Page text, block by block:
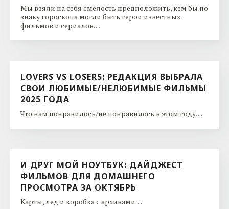
Мы взяли на себя смелость предположить, кем бы по
знаку гороскопа могли быть герои известных
фильмов и сериалов. ...
LOVERS VS LOSERS: РЕДАКЦИЯ ВЫБРАЛА
СВОИ ЛЮБИМЫЕ/НЕЛЮБИМЫЕ ФИЛЬМЫ
2025 ГОДА
Что нам понравилось/не понравилось в этом году. ...
И ДРУГ МОЙ НОУТБУК: ДАЙДЖЕСТ
ФИЛЬМОВ ДЛЯ ДОМАШНЕГО
ПРОСМОТРА ЗА ОКТЯБРЬ
Карты, лед и коробка с архивами. ...